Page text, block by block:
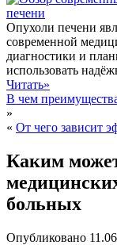
Опухоли печени
современной
диагностики и
использовать
Читать»
В чем
»
« От чего зависит
Каким
больных
Опубликовано